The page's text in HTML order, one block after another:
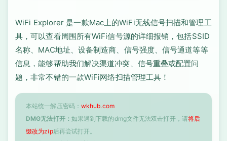
WiFi Explorer 是一款Mac上的WiFi无线信号扫描和管理工
具，可以查看周围所有WiFi信号源的详细报销，包括SSID
名称、MAC地址、设备制造商、信号强度、信号通道等等
信息，能够帮助我们解决渠道冲突、信号重叠或配置问
题，非常不错的一款WiFi网络扫描管理工具！
本站统一解压密码： wkhub.com
DMG无法打开： 如果遇到下载的dmg文件无法双击打开，请将后
缀改为zip后再尝试打开。